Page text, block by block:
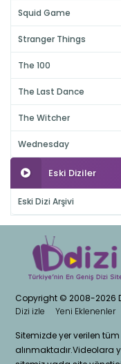
Squid Game
Stranger Things
The 100
The Last Dance
The Witcher
Wednesday
Eski Diziler
Eski Dizi Arşivi
Copyright © 2008-2026
Dizi izle
Yeni Eklenenler
Sitemizde yer verilen
alınmaktadır.Videolara